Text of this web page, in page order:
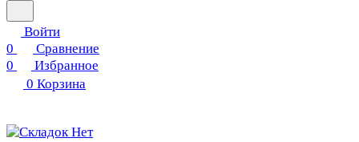
Войти
0
Сравнение
0
Избранное
0 Корзина